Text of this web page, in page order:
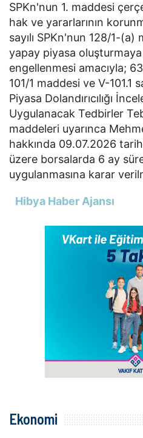
SPKn'nun 1. maddesi
hak ve yararlarının
sayılı SPKn'nun 128/1-
yapay piyasa
engellenmesi amacıyla;
101/1 maddesi ve V-101.1
Piyasa Dolandırıcılığı
Uygulanacak Tedbirler
maddeleri uyarınca
hakkında 09.07.2026
üzere borsalarda 6 ay
uygulanmasına karar
Hibya Haber Ajansı
Ekonomi